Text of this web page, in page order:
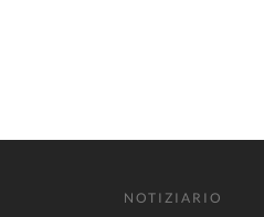
NOTIZIARIO